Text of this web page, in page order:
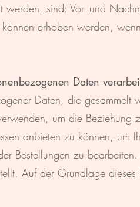
sind: Vor- und
erhoben werden,
Daten
Daten, die
um die Beziehung
anbieten zu können, um
Bestellungen zu
Auf der Grundlage